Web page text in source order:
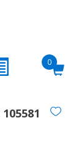
0
105581